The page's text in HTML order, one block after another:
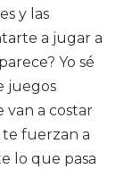
y las
a jugar a
Yo sé
juegos
a costar
te fuerzan a
lo que pasa